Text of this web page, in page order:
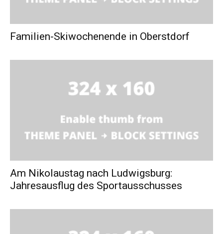
Familien-Skiwochenende in Oberstdorf
Am Nikolaustag nach Ludwigsburg:
Jahresausflug des Sportausschusses